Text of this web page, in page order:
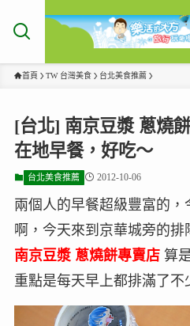
首頁 TW 台灣美食 台北美食推薦
[台北] 南京豆漿 蔥燒
在地早餐，好吃～
台北美食推薦 2012-10-06
兩個人的早餐超級豐富的
啊，今天來到京華城旁的排
南京豆漿 蔥燒餅專賣店算
重點是每天早上都排滿了不